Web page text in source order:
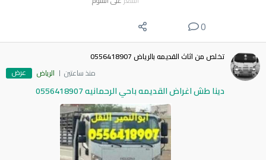
0
تخلص من اثاث القديمه بالرياض 0556418907
منذ ساعتين
الرياض عرض
دينا طش اغراض القديمه باحي الرحمانيه 0556418907